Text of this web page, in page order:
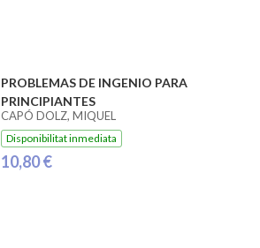
PROBLEMAS DE INGENIO PARA
PRINCIPIANTES
CAPÓ DOLZ, MIQUEL
Disponibilitat inmediata
10,80 €